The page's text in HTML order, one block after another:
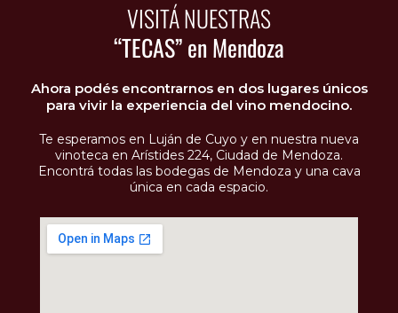
VISITÁ NUESTRAS
“TECAS” en Mendoza
Ahora podés encontrarnos en dos lugares únicos
para vivir la experiencia del vino mendocino.
Te esperamos en Luján de Cuyo y en nuestra nueva
vinoteca en Arístides 224, Ciudad de Mendoza.
Encontrá todas las bodegas de Mendoza y una cava
única en cada espacio.